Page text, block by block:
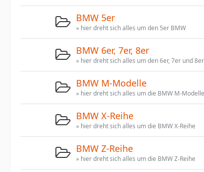
BMW 5er
» hier dreht sich alles um den 5er BMW
BMW 6er, 7er, 8er
» hier dreht sich alles um den 6er, 7er und
BMW M-Modelle
» hier dreht sich alles um die BMW M-Modelle
BMW X-Reihe
» hier dreht sich alles um die BMW X-Reihe
BMW Z-Reihe
» hier dreht sich alles um die BMW Z-Reihe